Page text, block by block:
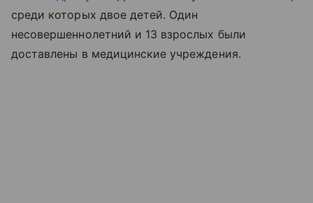
среди которых двое детей. Один
несовершеннолетний и 13 взрослых были
доставлены в медицинские учреждения.